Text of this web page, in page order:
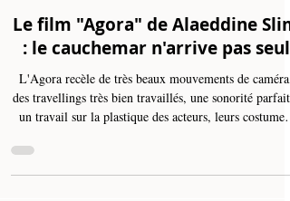
Apr 12, 2025 5 min read
Le film "Agora" de Alaeddine Slim
: le cauchemar n'arrive pas seul
des travellings très bien travaillés, une sonorité parfaite,
un travail sur la plastique des acteurs, leurs costumes,